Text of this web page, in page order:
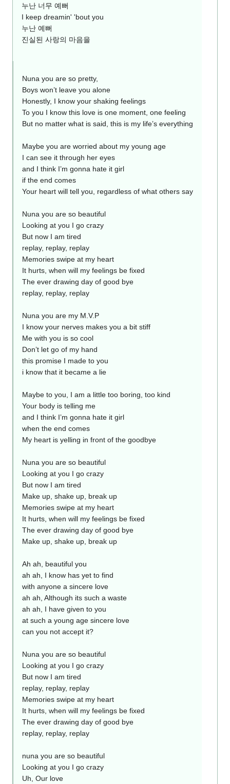
누난 너무 예뻐
I keep dreamin' 'bout you
누난 예뻐
진실된 사랑의 마음을
Nuna you are so pretty,
Boys won’t leave you alone
Honestly, I know your shaking feelings
To you I know this love is one moment, one feeling
But no matter what is said, this is my life’s everything
Maybe you are worried about my young age
I can see it through her eyes
and I think I’m gonna hate it girl
if the end comes
Your heart will tell you, regardless of what others say
Nuna you are so beautiful
Looking at you I go crazy
But now I am tired
replay, replay, replay
Memories swipe at my heart
It hurts, when will my feelings be fixed
The ever drawing day of good bye
replay, replay, replay
Nuna you are my M.V.P
I know your nerves makes you a bit stiff
Me with you is so cool
Don’t let go of my hand
this promise I made to you
i know that it became a lie
Maybe to you, I am a little too boring, too kind
Your body is telling me
and I think I’m gonna hate it girl
when the end comes
My heart is yelling in front of the goodbye
Nuna you are so beautiful
Looking at you I go crazy
But now I am tired
Make up, shake up, break up
Memories swipe at my heart
It hurts, when will my feelings be fixed
The ever drawing day of good bye
Make up, shake up, break up
Ah ah, beautiful you
ah ah, I know has yet to find
with anyone a sincere love
ah ah, Although its such a waste
ah ah, I have given to you
at such a young age sincere love
can you not accept it?
Nuna you are so beautiful
Looking at you I go crazy
But now I am tired
replay, replay, replay
Memories swipe at my heart
It hurts, when will my feelings be fixed
The ever drawing day of good bye
replay, replay, replay
nuna you are so beautiful
Looking at you I go crazy
Uh, Our love